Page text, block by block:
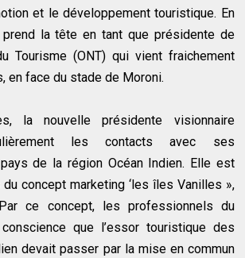
et le développement touristique. En
prend la tête en tant que présidente de
Tourisme (ONT) qui vient fraichement
en face du stade de Moroni.
la nouvelle présidente visionnaire
les contacts avec ses
de la région Océan Indien. Elle est
concept marketing ‘les îles Vanilles »,
ce concept, les professionnels du
que l’essor touristique des
devait passer par la mise en commun